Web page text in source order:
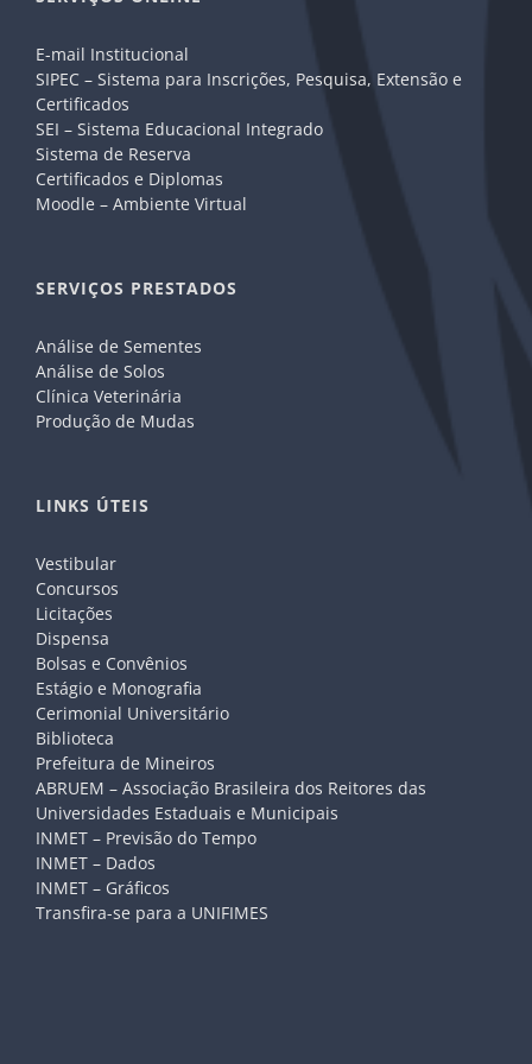
E-mail Institucional
SIPEC – Sistema para Inscrições, Pesquisa, Extensão e
Certificados
SEI – Sistema Educacional Integrado
Sistema de Reserva
Certificados e Diplomas
Moodle – Ambiente Virtual
SERVIÇOS PRESTADOS
Análise de Sementes
Análise de Solos
Clínica Veterinária
Produção de Mudas
LINKS ÚTEIS
Vestibular
Concursos
Licitações
Dispensa
Bolsas e Convênios
Estágio e Monografia
Cerimonial Universitário
Biblioteca
Prefeitura de Mineiros
ABRUEM – Associação Brasileira dos Reitores das
Universidades Estaduais e Municipais
INMET – Previsão do Tempo
INMET – Dados
INMET – Gráficos
Transfira-se para a UNIFIMES